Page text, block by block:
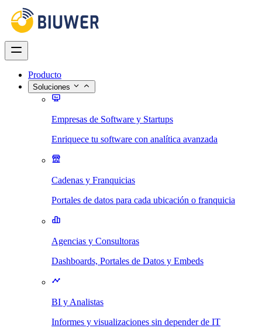
Producto
Soluciones
Empresas de Software y Startups
Enriquece tu software con analítica avanzada
Cadenas y Franquicias
Portales de datos para cada ubicación o franquicia
Agencias y Consultoras
Dashboards, Portales de Datos y Embeds
BI y Analistas
Informes y visualizaciones sin depender de IT